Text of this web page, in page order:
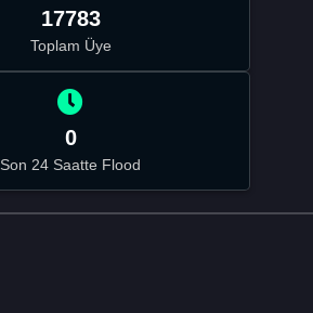
17783
Toplam Üye
0
Son 24 Saatte Flood